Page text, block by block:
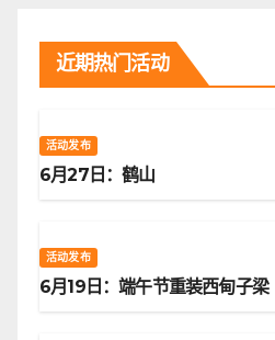
近期热门活动
活动发布
6月27日：鹤山
活动发布
6月19日：端午节重装西甸子梁